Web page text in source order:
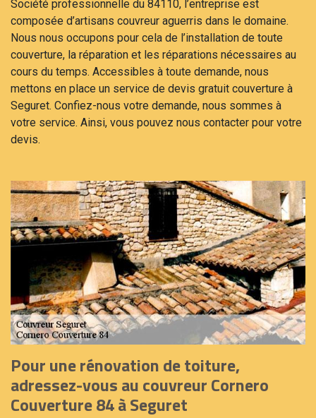
Société professionnelle du 84110, l’entreprise est
composée d’artisans couvreur aguerris dans le domaine.
Nous nous occupons pour cela de l’installation de toute
couverture, la réparation et les réparations nécessaires au
cours du temps. Accessibles à toute demande, nous
mettons en place un service de devis gratuit couverture à
Seguret. Confiez-nous votre demande, nous sommes à
votre service. Ainsi, vous pouvez nous contacter pour votre
devis.
Pour une rénovation de toiture,
adressez-vous au couvreur Cornero
Couverture 84 à Seguret